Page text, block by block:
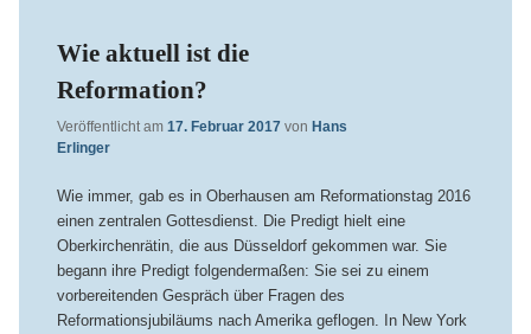
Wie aktuell ist die
Reformation?
Veröffentlicht am 17. Februar 2017 von Hans
Erlinger
Wie immer, gab es in Oberhausen am Reformationstag 2016
einen zentralen Gottesdienst. Die Predigt hielt eine
Oberkirchenrätin, die aus Düsseldorf gekommen war. Sie
begann ihre Predigt folgendermaßen: Sie sei zu einem
vorbereitenden Gespräch über Fragen des
Reformationsjubiläums nach Amerika geflogen. In New York